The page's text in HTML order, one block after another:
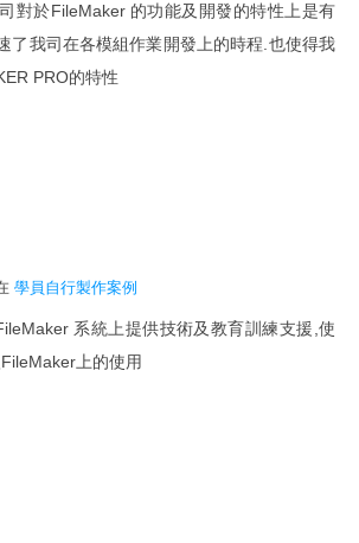
題
力
件與快捷鍵
對於FileMaker 的功能及開發的特性上是有
了我司在各模組作業開發上的時程.也使得我
PRO的特性
學員自行製作案例
系統上提供技術及教育訓練支援,使
上的使用